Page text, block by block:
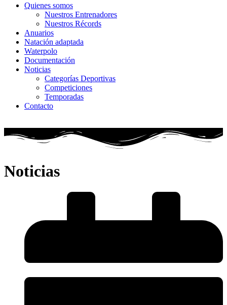
Quienes somos
Nuestros Entrenadores
Nuestros Récords
Anuarios
Natación adaptada
Waterpolo
Documentación
Noticias
Categorías Deportivas
Competiciones
Temporadas
Contacto
Noticias